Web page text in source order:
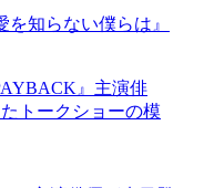
を知らない僕らは』